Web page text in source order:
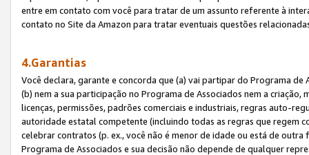
entre em contato com você para tratar de um assunto referente à
contato no Site da Amazon para tratar eventuais questões
4.Garantias
Você declara, garante e concorda que (a) vai partipar do Programa
(b) nem a sua participação no Programa de Associados nem a
licenças, permissões, padrões comerciais e industriais, regras auto-
autoridade estatal competente (incluindo todas as regras que regem
celebrar contratos (p. ex., você não é menor de idade ou está de
Programa de Associados e sua decisão não depende de qualquer